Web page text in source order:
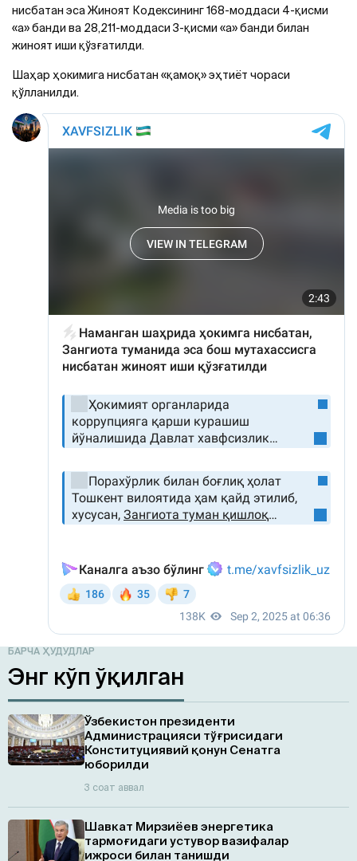
нисбатан эса Жиноят Кодексининг 168-моддаси 4-қисми
«а» банди ва 28,211-моддаси 3-қисми «а» банди билан
жиноят иши қўзғатилди.
Шаҳар ҳокимига нисбатан «қамоқ» эҳтиёт чораси
қўлланилди.
БАРЧА ҲУДУДЛАР
Энг кўп ўқилган
Ўзбекистон президенти
Администрацияси тўғрисидаги
Конституциявий қонун Сенатга
юборилди
3 соат аввал
Шавкат Мирзиёев энергетика
тармоғидаги устувор вазифалар
ижроси билан танишди